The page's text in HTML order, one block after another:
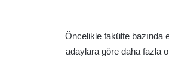
Öncelikle fakülte bazında
adaylara göre daha fazla